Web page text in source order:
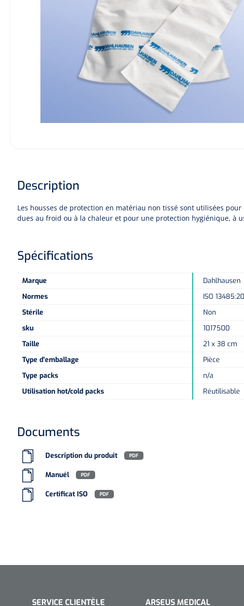
Hygiène & Désinfection
Soins d'incontinence
Matériel d'injection
Infrastructure
Instruments
Description
Les housses de protection en matériau non tissé sont utilisées
dues au froid ou à la chaleur et pour une protection hygiénique, à
Spécifications
Marque
Dahlhausen
Normes
ISO
Stérile
Non
sku
1017500
Taille
21 x 38 cm
Type d'emballage
Pièce
Type packs
n/a
Utilisation hot/cold packs
Réutilisable
Documents
Description du produit PDF
Manuél PDF
Certificat ISO PDF
SERVICE CLIENTÈLE ARSEUS MEDICAL